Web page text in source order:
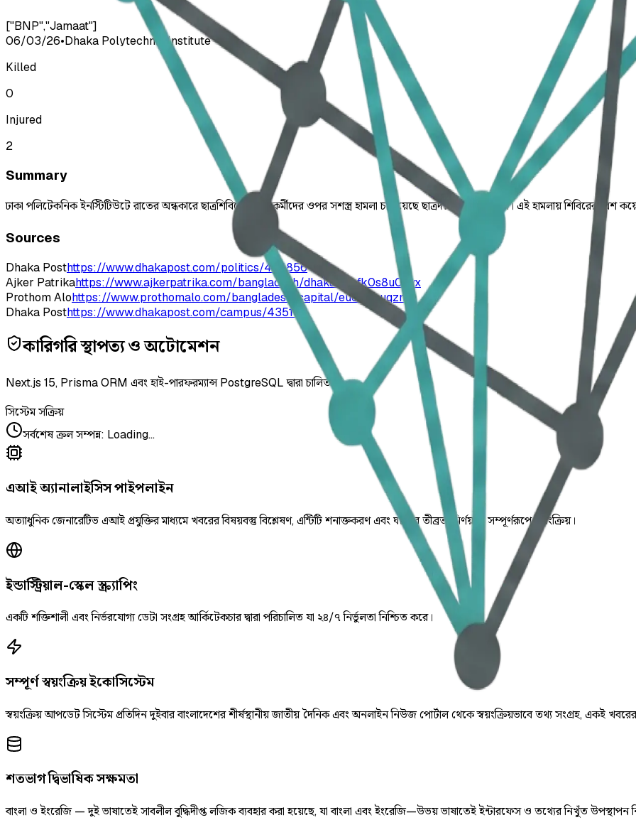
["BNP","Jamaat"]
06/03/26•Dhaka Polytechnic Institute
Killed
0
Injured
2
Summary
ঢাকা পলিটেকনিক ইনস্টিটিউটে রাতের অন্ধকারে ছাত্রশিবিরের নেতাকর্মীদের ওপর সশস্ত্র হামলা চালিয়েছে ছাত্রদলের একদল কর্মী। এই হামলায় শিবিরের
Sources
Dhaka Posthttps://www.dhakapost.com/politics/435856
Ajker Patrikahttps://www.ajkerpatrika.com/bangladesh/dhaka/ajpfk0s8u0eyx
Prothom Alohttps://www.prothomalo.com/bangladesh/capital/eucawcuqzm
Dhaka Posthttps://www.dhakapost.com/campus/435106
কারিগরি স্থাপত্য ও অটোমেশন
Next.js 15, Prisma ORM এবং হাই-পারফরম্যান্স PostgreSQL দ্বারা চালিত।
সিস্টেম সক্রিয়
সর্বশেষ ক্রল সম্পন্ন: Loading...
এআই অ্যানালাইসিস পাইপলাইন
অত্যাধুনিক জেনারেটিভ এআই প্রযুক্তির মাধ্যমে খবরের বিষয়বস্তু বিশ্লেষণ, এন্টিটি শনাক্তকরণ এবং ঘটনার তীব্রতা নির্ণয় যা সম্পূর্ণরূপে স্বয়ংক্রিয়।
ইন্ডাস্ট্রিয়াল-স্কেল স্ক্র্যাপিং
একটি শক্তিশালী এবং নির্ভরযোগ্য ডেটা সংগ্রহ আর্কিটেকচার দ্বারা পরিচালিত যা ২৪/৭ নির্ভুলতা নিশ্চিত করে।
সম্পূর্ণ স্বয়ংক্রিয় ইকোসিস্টেম
স্বয়ংক্রিয় আপডেট সিস্টেম প্রতিদিন দুইবার বাংলাদেশের শীর্ষস্থানীয় জাতীয় দৈনিক এবং অনলাইন নিউজ পোর্টাল থেকে স্বয়ংক্রিয়ভাবে তথ্য সংগ্রহ, একই
শতভাগ দ্বিভাষিক সক্ষমতা
বাংলা ও ইংরেজি — দুই ভাষাতেই সাবলীল বুদ্ধিদীপ্ত লজিক ব্যবহার করা হয়েছে, যা বাংলা এবং ইংরেজি—উভয় ভাষাতেই ইন্টারফেস ও তথ্যের নিখুঁত উপস্থাপন